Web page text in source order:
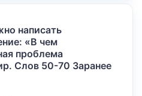
написать
«В чем
проблема
Слов 50-70 Заранее